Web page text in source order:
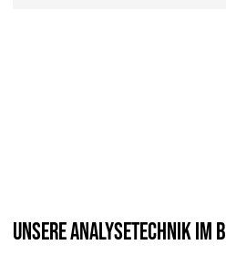
Unsere Analysetechnik im